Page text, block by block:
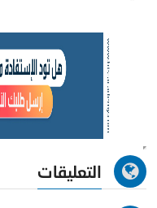
التعليقات